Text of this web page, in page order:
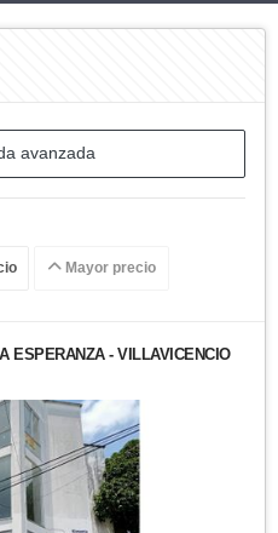
avanzada
Mayor precio
ESPERANZA - VILLAVICENCIO